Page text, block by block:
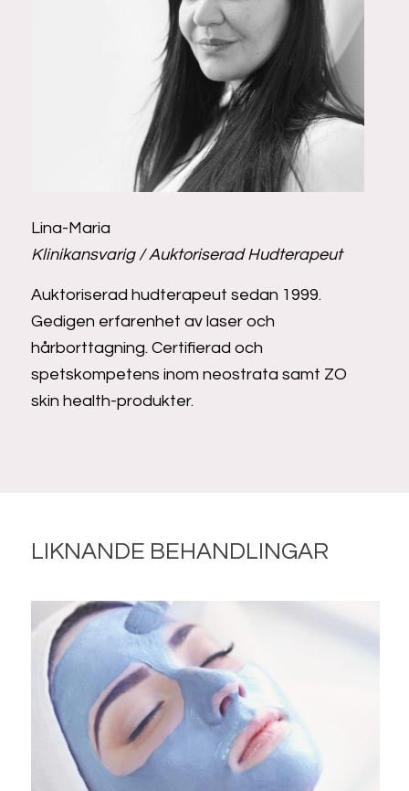
Lina-Maria
Klinikansvarig / Auktoriserad Hudterapeut
Auktoriserad hudterapeut sedan 1999.
Gedigen erfarenhet av laser och
hårborttagning. Certifierad och
spetskompetens inom neostrata samt ZO
skin health-produkter.
LIKNANDE BEHANDLINGAR